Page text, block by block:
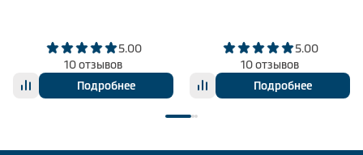
5.00
10 отзывов
Подробнее
5.00
10 отзывов
Подробнее